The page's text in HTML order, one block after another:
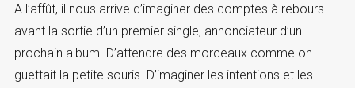
A l’affût, il nous arrive d’imaginer des comptes à rebours
avant la sortie d’un premier single, annonciateur d’un
prochain album. D’attendre des morceaux comme on
guettait la petite souris. D’imaginer les intentions et les